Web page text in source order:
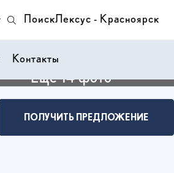
ПоискЛексус - Красноярск
Контакты
Ещё 14 фото
ПОЛУЧИТЬ ПРЕДЛОЖЕНИЕ